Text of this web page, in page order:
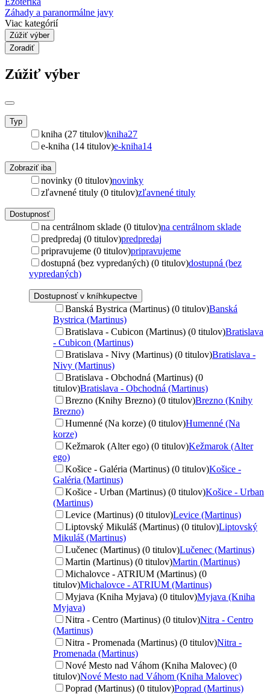
Záhady a paranormálne javy
Viac kategórií
Zúžiť výber
Zoradiť
Zúžiť výber
Typ
kniha (27 titulov)kniha27
e-kniha (14 titulov)e-kniha14
Zobraziť iba
novinky (0 titulov)novinky
zľavnené tituly (0 titulov)zľavnené tituly
Dostupnosť
na centrálnom sklade (0 titulov)na centrálnom sklade
predpredaj (0 titulov)predpredaj
pripravujeme (0 titulov)pripravujeme
dostupná (bez vypredaných) (0 titulov)dostupná (bez
vypredaných)
Dostupnosť v kníhkupectve
Banská Bystrica (Martinus) (0 titulov)Banská
Bystrica (Martinus)
Bratislava - Cubicon (Martinus) (0 titulov)Bratislava
- Cubicon (Martinus)
Bratislava - Nivy (Martinus) (0 titulov)Bratislava -
Nivy (Martinus)
Bratislava - Obchodná (Martinus) (0
titulov)Bratislava - Obchodná (Martinus)
Brezno (Knihy Brezno) (0 titulov)Brezno (Knihy
Brezno)
Humenné (Na korze) (0 titulov)Humenné (Na
korze)
Kežmarok (Alter ego) (0 titulov)Kežmarok (Alter
ego)
Košice - Galéria (Martinus) (0 titulov)Košice -
Galéria (Martinus)
Košice - Urban (Martinus) (0 titulov)Košice - Urban
(Martinus)
Levice (Martinus) (0 titulov)Levice (Martinus)
Liptovský Mikuláš (Martinus) (0 titulov)Liptovský
Mikuláš (Martinus)
Lučenec (Martinus) (0 titulov)Lučenec (Martinus)
Martin (Martinus) (0 titulov)Martin (Martinus)
Michalovce - ATRIUM (Martinus) (0
titulov)Michalovce - ATRIUM (Martinus)
Myjava (Kniha Myjava) (0 titulov)Myjava (Kniha
Myjava)
Nitra - Centro (Martinus) (0 titulov)Nitra - Centro
(Martinus)
Nitra - Promenada (Martinus) (0 titulov)Nitra -
Promenada (Martinus)
Nové Mesto nad Váhom (Kniha Malovec) (0
titulov)Nové Mesto nad Váhom (Kniha Malovec)
Poprad (Martinus) (0 titulov)Poprad (Martinus)